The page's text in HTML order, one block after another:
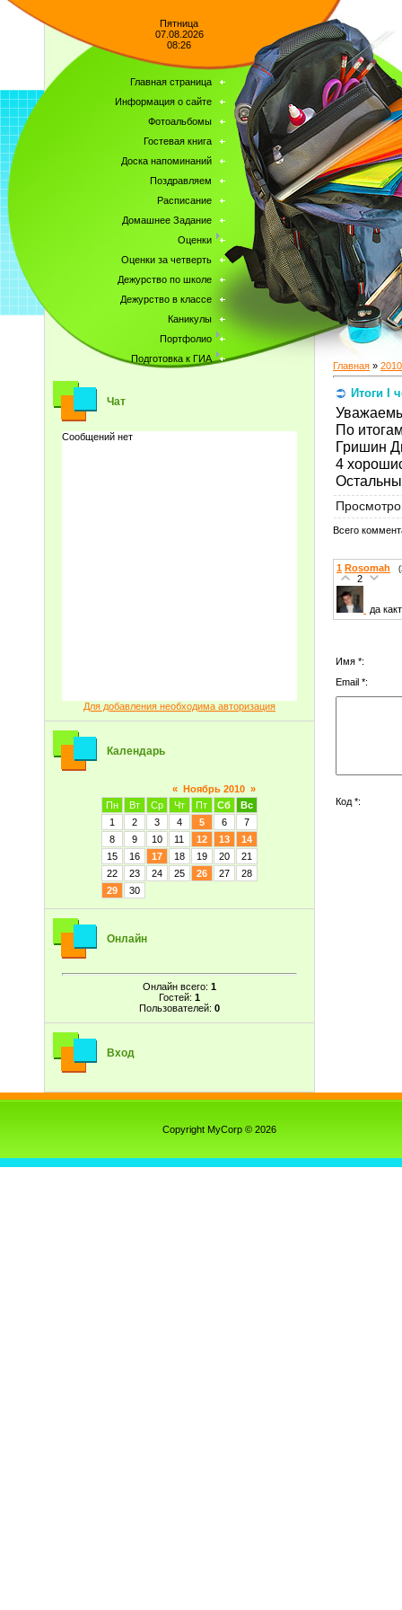
Пятница
07.08.2026
08:26
Главная страница
Информация о сайте
Фотоальбомы
Гостевая книга
Доска напоминаний
Поздравляем
Расписание
Домашнее Задание
Оценки
Оценки за четверть
Дежурство по школе
Дежурство в классе
Каникулы
Портфолио
Подготовка к ГИА
Чат
Для добавления необходима авторизация
Календарь
« Ноябрь 2010 »
Пн
Вт Ср Чт Пт Сб
Вс
1
2 3 4 5 6
7
8
9 10 11 12 13
14
15
16 17 18 19 20
21
22
23 24 25 26 27
28
29
30
Онлайн
Онлайн всего: 1
Гостей: 1
Пользователей: 0
Вход
Главная » 2010
Итоги I
По
Гришин
4
Всего
1 Rosomah
2
да
Имя *:
Email *:
Код *:
Copyright MyCorp © 2026